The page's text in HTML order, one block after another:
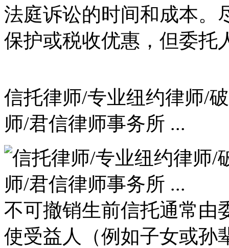
法庭诉讼的时间和成本。
保护或税收优惠，但委托
信托律师/专业纽约律师/
师/君信律师事务所 ...
不可撤销生前信托通常由
使受益人（例如子女或孙